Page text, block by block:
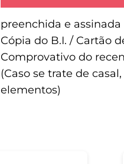
preenchida e
Cópia do B.I. / Cartão
Comprovativo do
(Caso se trate de
elementos)